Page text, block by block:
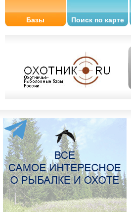
Базы Поиск по карте